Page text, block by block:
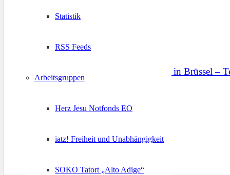
Statistik
RSS Feeds
Arbeitsgruppen
Herz Jesu Notfonds EO
iatz! Freiheit und Unabhängigkeit
SOKO Tatort „Alto Adige“
Unabhängigkeitstreffen in Brüssel –